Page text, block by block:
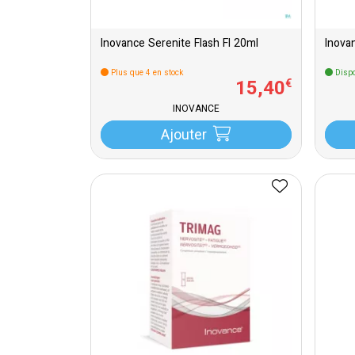
Inovance Serenite Flash Fl 20ml
Plus que 4 en stock
15,40€
INOVANCE
Ajouter